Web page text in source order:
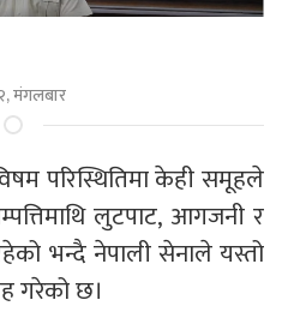
मंगलबार
परिस्थितिमा केही समूहले
लुटपाट, आगजनी र
भन्दै नेपाली सेनाले यस्तो
गरेको छ।